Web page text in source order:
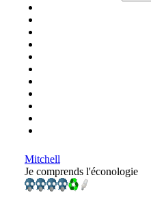
Mitchell
Je comprends l'éconologie